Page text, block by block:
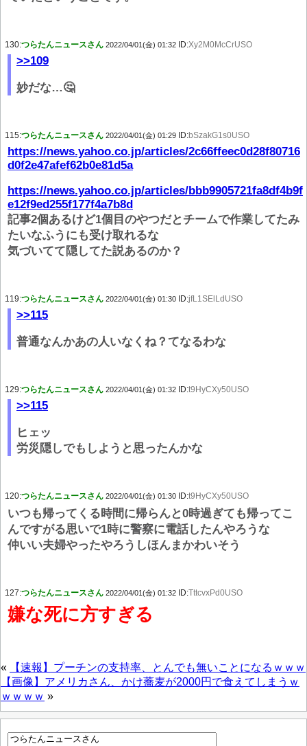
130:つらたんニュースさん 2022/04/01(金) 01:32 ID:Xy2M0McCrUSO
>>109
妙だな…🤔
115:つらたんニュースさん 2022/04/01(金) 01:29 ID:bSzakG1s0USO
https://news.yahoo.co.jp/articles/2c66ffeec0d28f80716
d0f2e47afef62b0e81d5a
https://news.yahoo.co.jp/articles/bbb9905721fa8df4b9f
e12f9ed255f177f4a7b8d
記事2個あるけど1個目のやつだとチームで作業してたみ
たいなふうにも受け取れるな
気づいてて隠してた説あるのか？
119:つらたんニュースさん 2022/04/01(金) 01:30 ID:jfL1SElLdUSO
>>115
普通なんかあの人いなくね？てなるわな
129:つらたんニュースさん 2022/04/01(金) 01:32 ID:t9HyCXy50USO
>>115
ヒェッ
労災隠しでもしようと思ったんかな
120:つらたんニュースさん 2022/04/01(金) 01:30 ID:t9HyCXy50USO
いつも帰ってくる時間に帰らんと0時過ぎても帰ってこ
んですがる思いで1時に警察に電話したんやろうな
仲いい夫婦やったやろうしほんまかわいそう
127:つらたんニュースさん 2022/04/01(金) 01:32 ID:TttcvxPd0USO
嫌な死に方すぎる
«
【速報】プーチンの支持率、とんでも無いことになるｗｗｗ
【画像】アメリカさん、かけ蕎麦が2000円で食えてしまうｗ
ｗｗｗｗ »